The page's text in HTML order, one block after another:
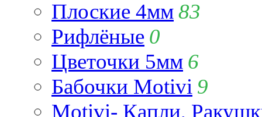
Плоские 4мм83
Рифлёные 0
Цветочки 5мм 6
Бабочки Motivi 9
Motivi- Капли,